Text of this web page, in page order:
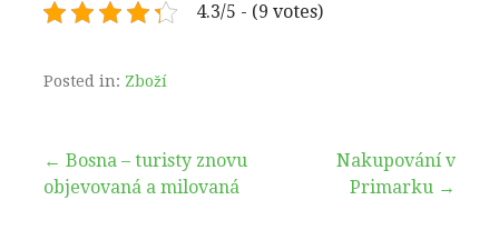
4.3/5 - (9 votes)
Posted in: Zboží
Navigace
← Bosna – turisty znovu
objevovaná a milovaná
Nakupování v
Primarku →